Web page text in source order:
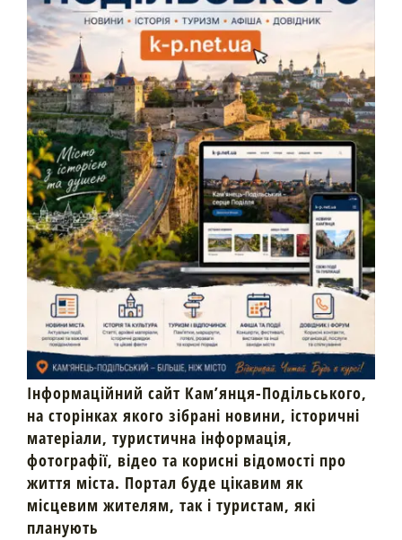
Інформаційний сайт Кам’янця-Подільського,
на сторінках якого зібрані новини, історичні
матеріали, туристична інформація,
фотографії, відео та корисні відомості про
життя міста. Портал буде цікавим як
місцевим жителям, так і туристам, які
планують